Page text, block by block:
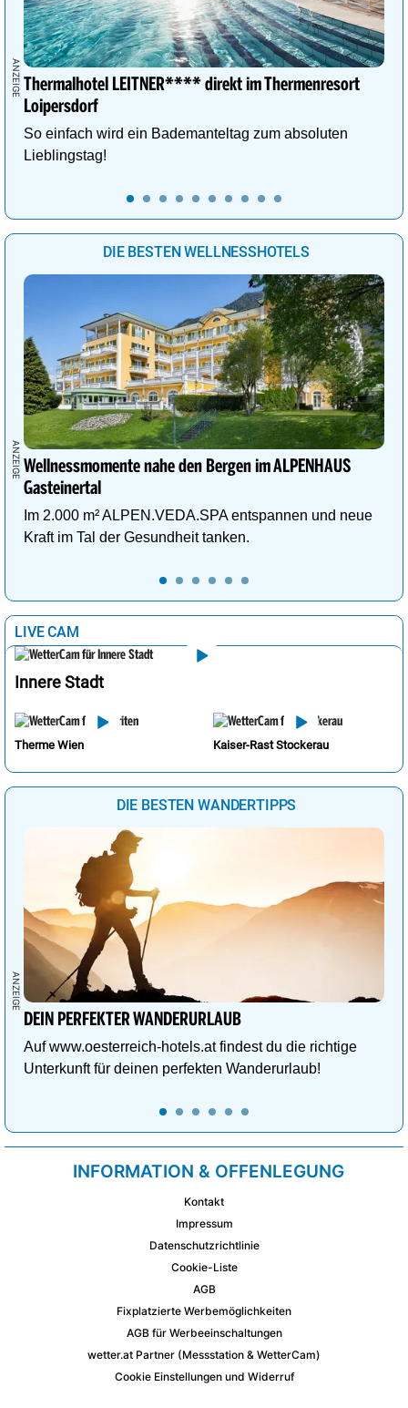
Thermalhotel LEITNER**** direkt im Thermenresort
Loipersdorf
So einfach wird ein Bademanteltag zum absoluten
Lieblingstag!
DIE BESTEN WELLNESSHOTELS
Wellnessmomente nahe den Bergen im ALPENHAUS
Gasteinertal
Im 2.000 m² ALPEN.VEDA.SPA entspannen und neue
Kraft im Tal der Gesundheit tanken.
LIVE CAM
Innere Stadt
Therme Wien Kaiser-Rast Stockerau
DIE BESTEN WANDERTIPPS
DEIN PERFEKTER WANDERURLAUB
Auf www.oesterreich-hotels.at findest du die richtige
Unterkunft für deinen perfekten Wanderurlaub!
INFORMATION & OFFENLEGUNG
Kontakt
Impressum
Datenschutzrichtlinie
Cookie-Liste
AGB
Fixplatzierte Werbemöglichkeiten
AGB für Werbeeinschaltungen
wetter.at Partner (Messstation & WetterCam)
Cookie Einstellungen und Widerruf